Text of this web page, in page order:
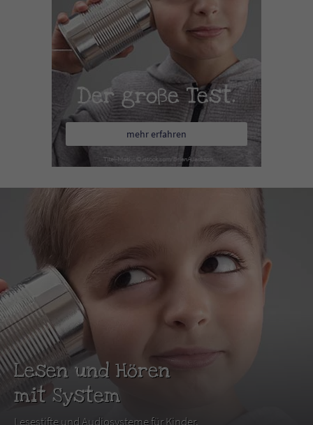
Der große Test.
mehr erfahren
Lesen und Hören
mit System
Lesestifte und Audiosysteme für Kinder.